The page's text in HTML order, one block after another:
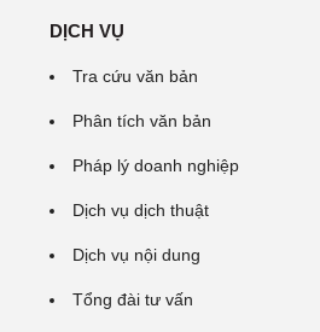
DỊCH VỤ
Tra cứu văn bản
Phân tích văn bản
Pháp lý doanh nghiệp
Dịch vụ dịch thuật
Dịch vụ nội dung
Tổng đài tư vấn